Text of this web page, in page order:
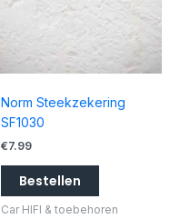
Norm Steekzekering
SF1030
€7.99
Bestellen
Car HIFI & toebehoren